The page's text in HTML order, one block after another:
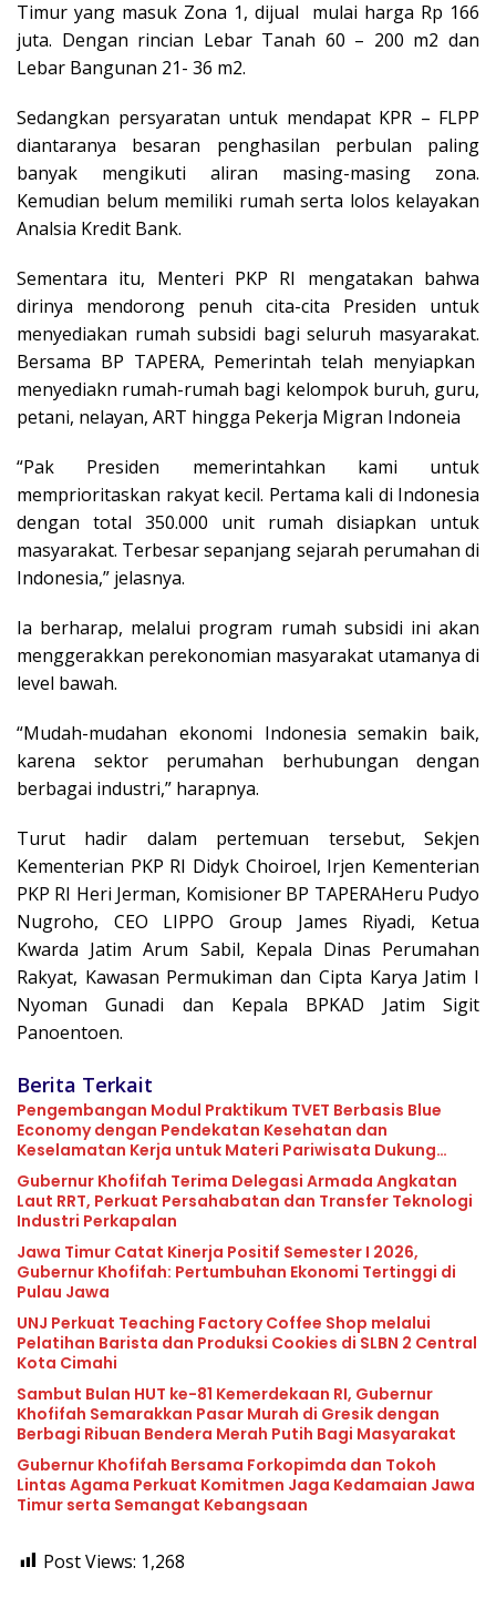
Timur yang masuk Zona 1, dijual mulai harga Rp 166
juta. Dengan rincian Lebar Tanah 60 – 200 m2 dan
Lebar Bangunan 21- 36 m2.
Sedangkan persyaratan untuk mendapat KPR – FLPP
diantaranya besaran penghasilan perbulan paling
banyak mengikuti aliran masing-masing zona.
Kemudian belum memiliki rumah serta lolos kelayakan
Analsia Kredit Bank.
Sementara itu, Menteri PKP RI mengatakan bahwa
dirinya mendorong penuh cita-cita Presiden untuk
menyediakan rumah subsidi bagi seluruh masyarakat.
Bersama BP TAPERA, Pemerintah telah menyiapkan
menyediakn rumah-rumah bagi kelompok buruh, guru,
petani, nelayan, ART hingga Pekerja Migran Indoneia
“Pak Presiden memerintahkan kami untuk
memprioritaskan rakyat kecil. Pertama kali di Indonesia
dengan total 350.000 unit rumah disiapkan untuk
masyarakat. Terbesar sepanjang sejarah perumahan di
Indonesia,” jelasnya.
Ia berharap, melalui program rumah subsidi ini akan
menggerakkan perekonomian masyarakat utamanya di
level bawah.
“Mudah-mudahan ekonomi Indonesia semakin baik,
karena sektor perumahan berhubungan dengan
berbagai industri,” harapnya.
Turut hadir dalam pertemuan tersebut, Sekjen
Kementerian PKP RI Didyk Choiroel, Irjen Kementerian
PKP RI Heri Jerman, Komisioner BP TAPERAHeru Pudyo
Nugroho, CEO LIPPO Group James Riyadi, Ketua
Kwarda Jatim Arum Sabil, Kepala Dinas Perumahan
Rakyat, Kawasan Permukiman dan Cipta Karya Jatim I
Nyoman Gunadi dan Kepala BPKAD Jatim Sigit
Panoentoen.
Berita Terkait
Pengembangan Modul Praktikum TVET Berbasis Blue
Economy dengan Pendekatan Kesehatan dan
Keselamatan Kerja untuk Materi Pariwisata Dukung
Pencapaian SDGs
Gubernur Khofifah Terima Delegasi Armada Angkatan
Laut RRT, Perkuat Persahabatan dan Transfer Teknologi
Industri Perkapalan
Jawa Timur Catat Kinerja Positif Semester I 2026,
Gubernur Khofifah: Pertumbuhan Ekonomi Tertinggi di
Pulau Jawa
UNJ Perkuat Teaching Factory Coffee Shop melalui
Pelatihan Barista dan Produksi Cookies di SLBN 2 Central
Kota Cimahi
Sambut Bulan HUT ke-81 Kemerdekaan RI, Gubernur
Khofifah Semarakkan Pasar Murah di Gresik dengan
Berbagi Ribuan Bendera Merah Putih Bagi Masyarakat
Gubernur Khofifah Bersama Forkopimda dan Tokoh
Lintas Agama Perkuat Komitmen Jaga Kedamaian Jawa
Timur serta Semangat Kebangsaan
Post Views: 1,268